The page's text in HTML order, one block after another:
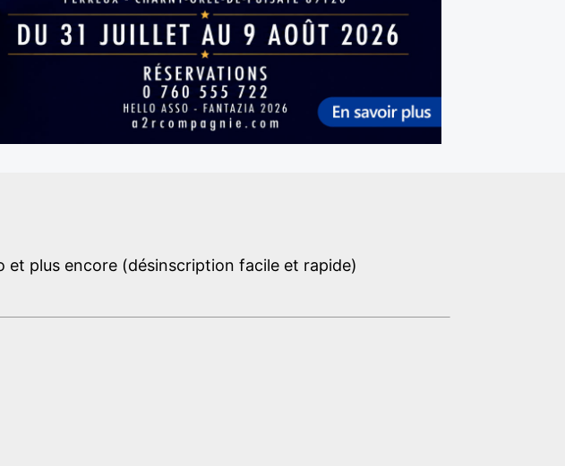
et plus encore (désinscription facile et rapide)